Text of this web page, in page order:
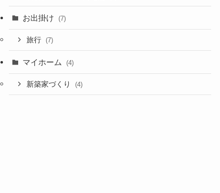
お出掛け (7)
旅行 (7)
マイホーム (4)
新築家づくり (4)